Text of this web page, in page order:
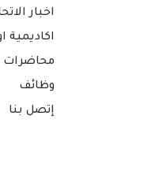
اخبار
اكاديمية
محاضرات
وظائف
إتصل بنا